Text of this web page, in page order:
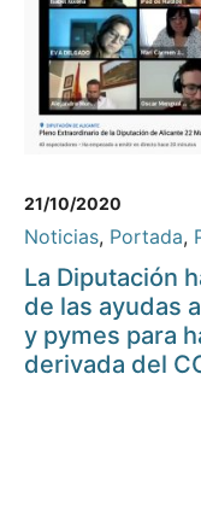
21/10/2020
Noticias, Portada,
La Diputación
de las ayudas
y pymes para
derivada del